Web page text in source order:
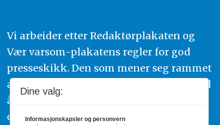
Vi arbeider etter Redaktørplakaten og
Vær varsom-plakatens regler for god
presseskikk. Den som mener seg rammet
av urettmessig publisering, oppfordres til
å ta kontakt med redaksjonen. Du kan
også klage inn saker til Pressens Faglige
Dine valg:
Informasjonskapsler og personvern